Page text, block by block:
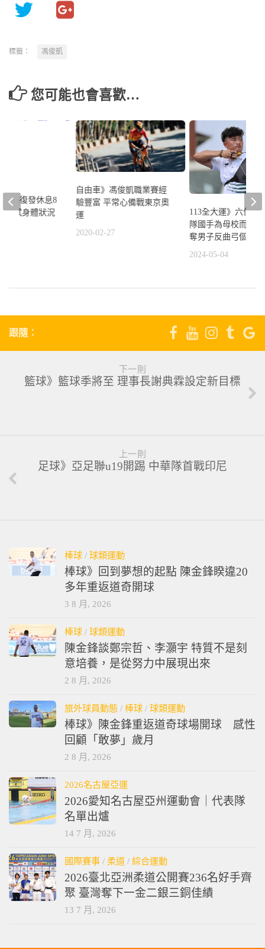
標籤： 馮俊凱
您可能也會喜歡…
自由車》馮俊凱職業賽經
驗豐富 平常心備戰東京奧
運
2020-02-27
113全大運》六位射
隊國手為母校而戰
奪男子反曲弓個人
2024-05-04
舊傷復發休息8
測試身體狀況
跟隨：
下一則
籃球》籃球季將至 理事長謝典霖設定新目標
上一則
足球》亞足聯u19開踢 中華隊首戰印尼
棒球 / 球類運動
棒球》回到夢想的起點 陳金鋒睽違20
多年重返道奇開球
3 8 月, 2026
棒球 / 球類運動
陳金鋒談鄭宗哲、李灝宇 特質不是刻
意培養，是從努力中展現出來
2 8 月, 2026
旅外球員動態 / 棒球 / 球類運動
棒球》陳金鋒重返道奇球場開球 感性
回顧「敢夢」歲月
2 8 月, 2026
2026名古屋亞運
2026愛知名古屋亞州運動會｜代表隊
名單出爐
14 7 月, 2026
國際賽事 / 柔道 / 綜合運動
2026臺北亞洲柔道公開賽236名好手齊
聚 臺灣奪下一金二銀三銅佳績
13 7 月, 2026